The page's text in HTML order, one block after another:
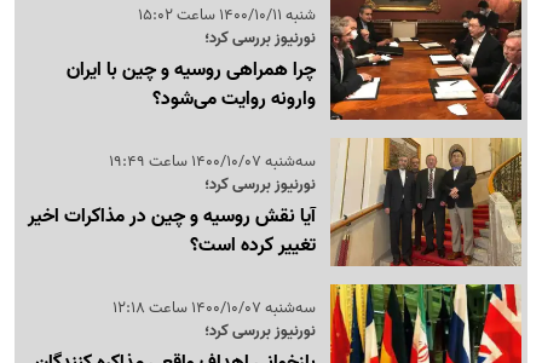
شنبه 1400/10/11 ساعت 15:02
نورنیوز بررسی کرد؛
چرا همراهی روسیه و چین با ایران
وارونه روایت می‌شود؟
سه‌شنبه 1400/10/07 ساعت 19:49
نورنیوز بررسی کرد؛
آیا نقش روسیه و چین در مذاکرات اخیر
تغییر کرده است؟
سه‌شنبه 1400/10/07 ساعت 12:18
نورنیوز بررسی کرد؛